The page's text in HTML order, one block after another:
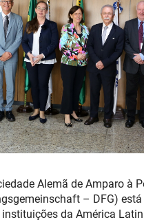
Alemã de Amparo à
– DFG)
da América